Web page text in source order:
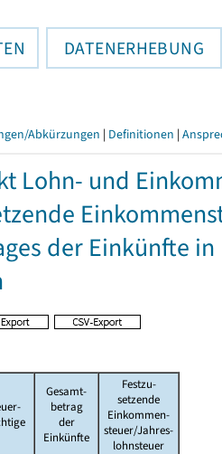
DATENERHEBUNG
Abkürzungen | Definitionen |
Lohn- und
der Einkünfte
Gesamt-
betrag
der
Einkünfte
Festzu-
setzende
Einkommen-
steuer/Jahres-
lohnsteuer